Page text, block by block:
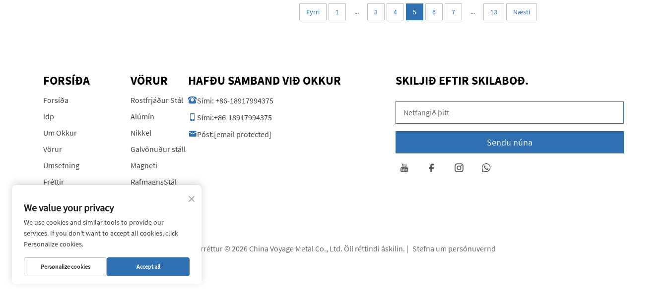
Fyrri 1 ... 3 4 5 6 7 ... 13 Næsti
FORSÍÐA
Forsíða
ldp
Um Okkur
Vörur
Umsetning
Fréttir
Blogg
VÖRUR
Rostfrjáður Stál
Alúmín
Nikkel
Galvönuður stáll
Magneti
RafmagnsStál
HAFÐU SAMBAND VIÐ OKKUR
Sími: +86-18917994375
Sími:+86-18917994375
Póst:[email protected]
SKILJIÐ EFTIR SKILABOÐ.
Sendu núna
Höfundarréttur © 2026 China Voyage Metal Co., Ltd. Öll réttindi áskilin. | Stefna um persónuvernd
We value your privacy
We use cookies and similar tools to provide our
services. If you don't want to accept all cookies, click
Personalize cookies.
Personalize cookies Accept all